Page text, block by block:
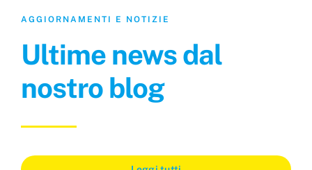
AGGIORNAMENTI E NOTIZIE
Ultime news dal
nostro blog